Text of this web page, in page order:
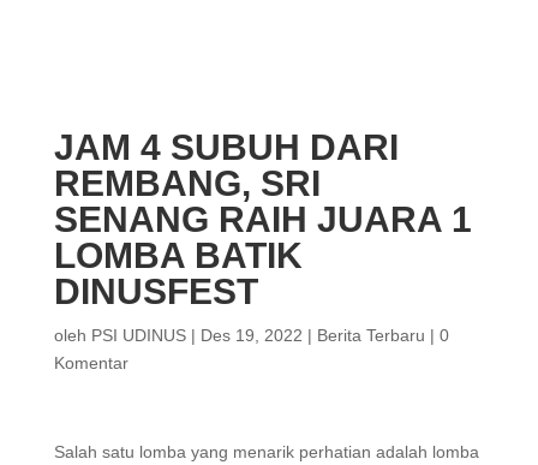
JAM 4 SUBUH DARI
REMBANG, SRI
SENANG RAIH JUARA 1
LOMBA BATIK
DINUSFEST
oleh PSI UDINUS| Des 19, 2022 | Berita Terbaru | 0
Komentar
Salah satu lomba yang menarik perhatian adalah lomba